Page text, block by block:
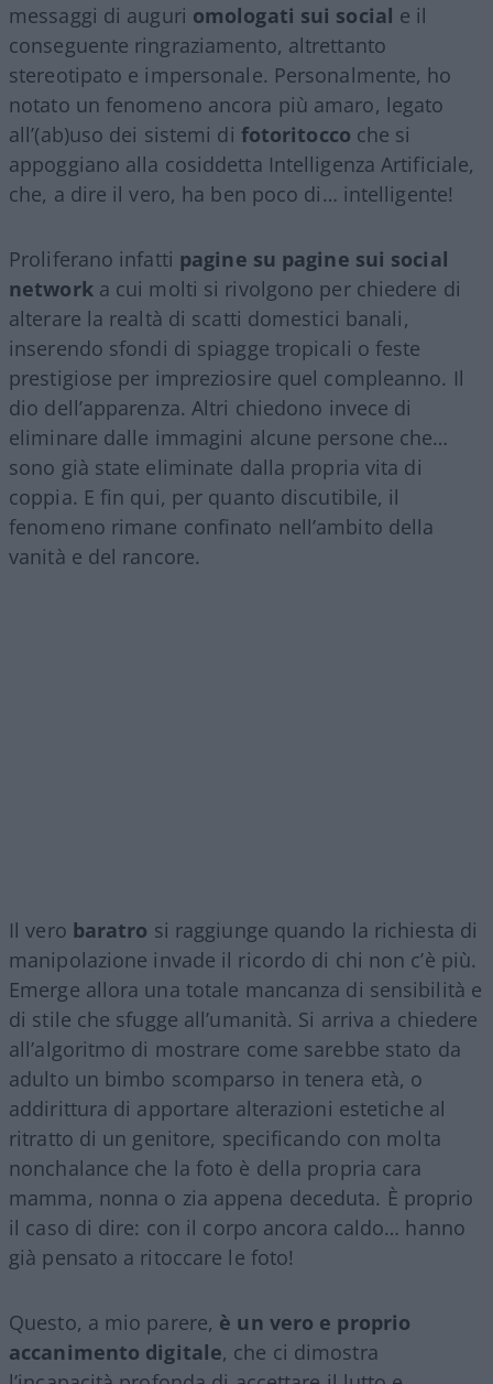
messaggi di auguri omologati sui social e il
conseguente ringraziamento, altrettanto
stereotipato e impersonale. Personalmente, ho
notato un fenomeno ancora più amaro, legato
all’(ab)uso dei sistemi di fotoritocco che si
appoggiano alla cosiddetta Intelligenza Artificiale,
che, a dire il vero, ha ben poco di… intelligente!
Proliferano infatti pagine su pagine sui social
networka cui molti si rivolgono per chiedere di
alterare la realtà di scatti domestici banali,
inserendo sfondi di spiagge tropicali o feste
prestigiose per impreziosire quel compleanno. Il
dio dell’apparenza. Altri chiedono invece di
eliminare dalle immagini alcune persone che…
sono già state eliminate dalla propria vita di
coppia. E fin qui, per quanto discutibile, il
fenomeno rimane confinato nell’ambito della
vanità e del rancore.
Il vero baratro si raggiunge quando la richiesta di
manipolazione invade il ricordo di chi non c’è più.
Emerge allora una totale mancanza di sensibilità e
di stile che sfugge all’umanità. Si arriva a chiedere
all’algoritmo di mostrare come sarebbe stato da
adulto un bimbo scomparso in tenera età, o
addirittura di apportare alterazioni estetiche al
ritratto di un genitore, specificando con molta
nonchalance che la foto è della propria cara
mamma, nonna o zia appena deceduta. È proprio
il caso di dire: con il corpo ancora caldo… hanno
già pensato a ritoccare le foto!
Questo, a mio parere, è un vero e proprio
accanimento digitale, che ci dimostra